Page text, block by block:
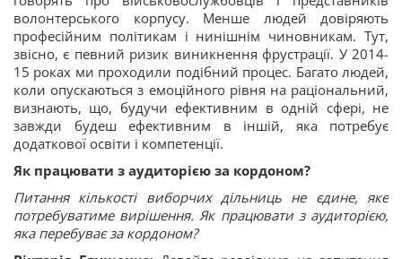
волонтерського корпусу. Менше людей довіряють
професійним політикам і нинішнім чиновникам. Тут,
звісно, є певний ризик виникнення фрустрації. У 2014-
15 роках ми проходили подібний процес. Багато людей,
коли опускаються з емоційного рівня на раціональний,
визнають, що, будучи ефективним в одній сфері, не
завжди будеш ефективним в іншій, яка потребує
додаткової освіти і компетенції.
Як працювати з аудиторією за кордоном?
Питання кількості виборчих дільниць не єдине, яке
потребуватиме вирішення. Як працювати з аудиторією,
яка перебуває за кордоном?